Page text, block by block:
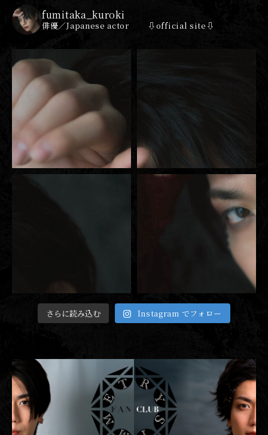
fumitaka_kuroki
俳優／Japanese actor ⇩official site⇩
さらに読み込む Instagram でフォロー